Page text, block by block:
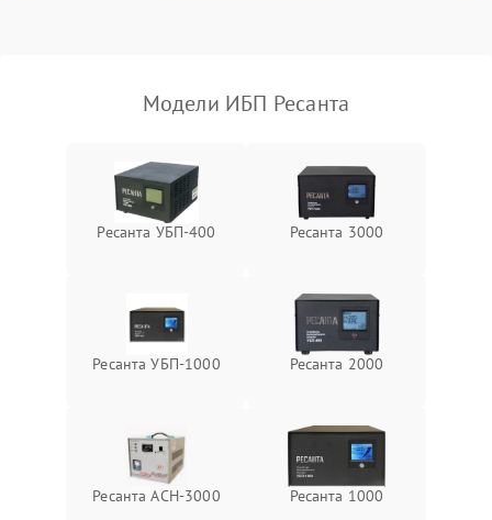
Неисправность системы
стабилизации
Подробнее →
переключения
Неисправность системы
Подробнее →
Повреждение внутренних
Подробнее →
Неисправность системы
Модели ИБП Ресанта
Ресанта УБП-400 Ресанта 3000
Ресанта УБП-1000 Ресанта 2000
Ресанта АСН-3000 Ресанта 1000